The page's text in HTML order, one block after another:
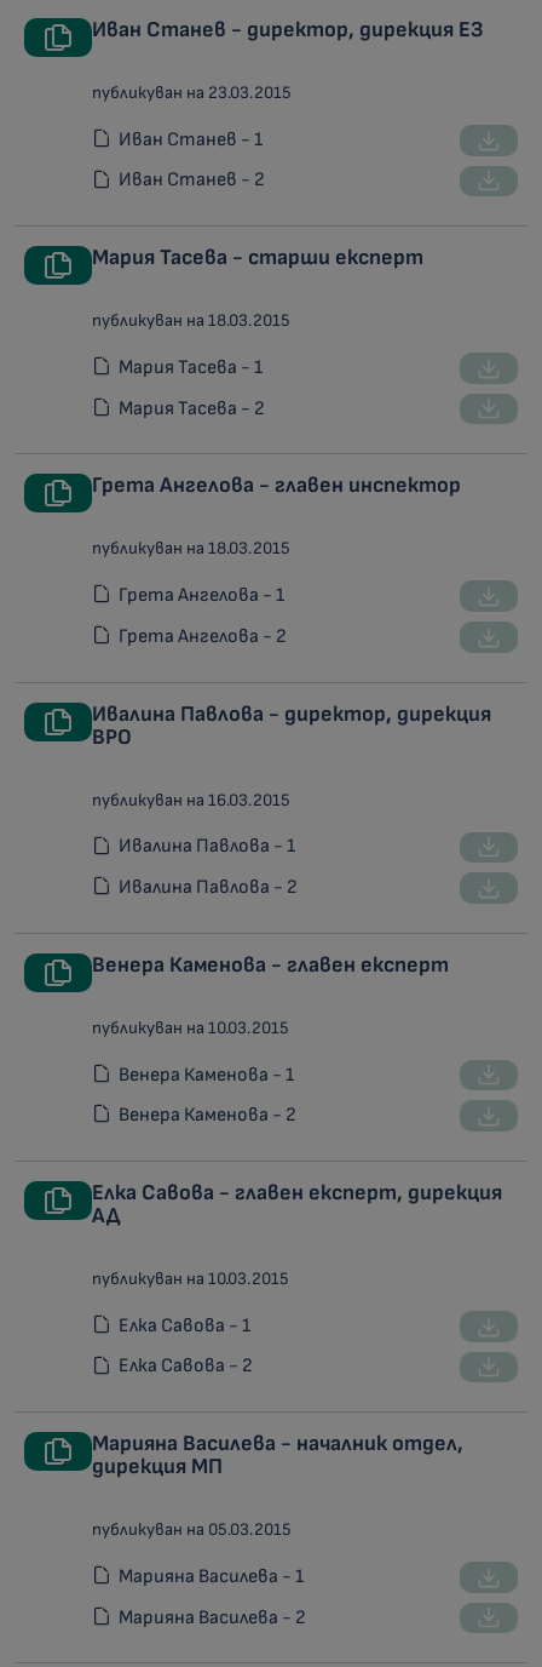
Иван Станев - директор, дирекция ЕЗ
публикуван на 23.03.2015
Иван Станев - 1
Иван Станев - 2
Мария Тасева - старши експерт
публикуван на 18.03.2015
Мария Тасева - 1
Мария Тасева - 2
Грета Ангелова - главен инспектор
публикуван на 18.03.2015
Грета Ангелова - 1
Грета Ангелова - 2
Ивалина Павлова - директор, дирекция
ВРО
публикуван на 16.03.2015
Ивалина Павлова - 1
Ивалина Павлова - 2
Венера Каменова - главен експерт
публикуван на 10.03.2015
Венера Каменова - 1
Венера Каменова - 2
Елка Савова - главен експерт, дирекция
АД
публикуван на 10.03.2015
Елка Савова - 1
Елка Савова - 2
Марияна Василева - началник отдел,
дирекция МП
публикуван на 05.03.2015
Марияна Василева - 1
Марияна Василева - 2